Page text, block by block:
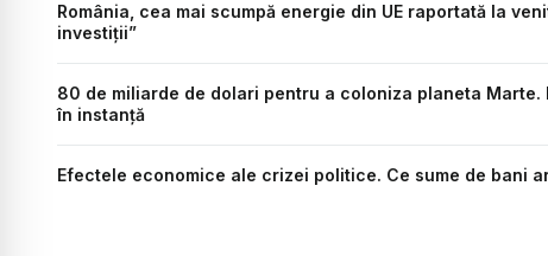
România, cea mai scumpă energie din UE raportată la
investiții”
80 de miliarde de dolari pentru a coloniza planeta Marte.
în instanță
Efectele economice ale crizei politice. Ce sume de bani